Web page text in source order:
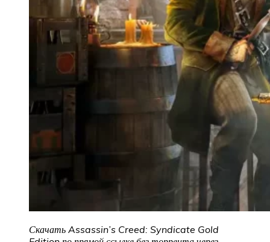
Скачать Assassin’s Creed: Syndicate Gold